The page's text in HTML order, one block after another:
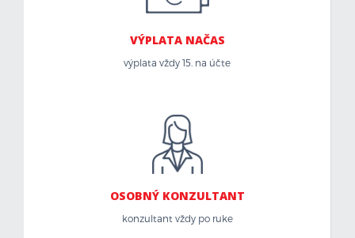
VÝPLATA NAČAS
výplata vždy 15. na účte
OSOBNÝ KONZULTANT
konzultant vždy po ruke